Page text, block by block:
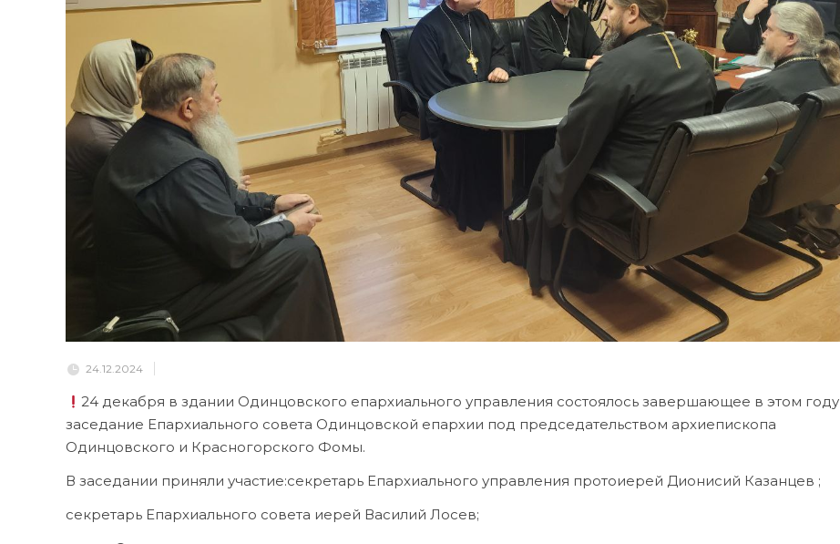
24.12.2024
24 декабря в здании Одинцовского епархиального управления состоялось завершающее в этом году
заседание Епархиального совета Одинцовской епархии под председательством архиепископа
Одинцовского и Красногорского Фомы.
В заседании приняли участие:секретарь Епархиального управления протоиерей Дионисий Казанцев ;
секретарь Епархиального совета иерей Василий Лосев;